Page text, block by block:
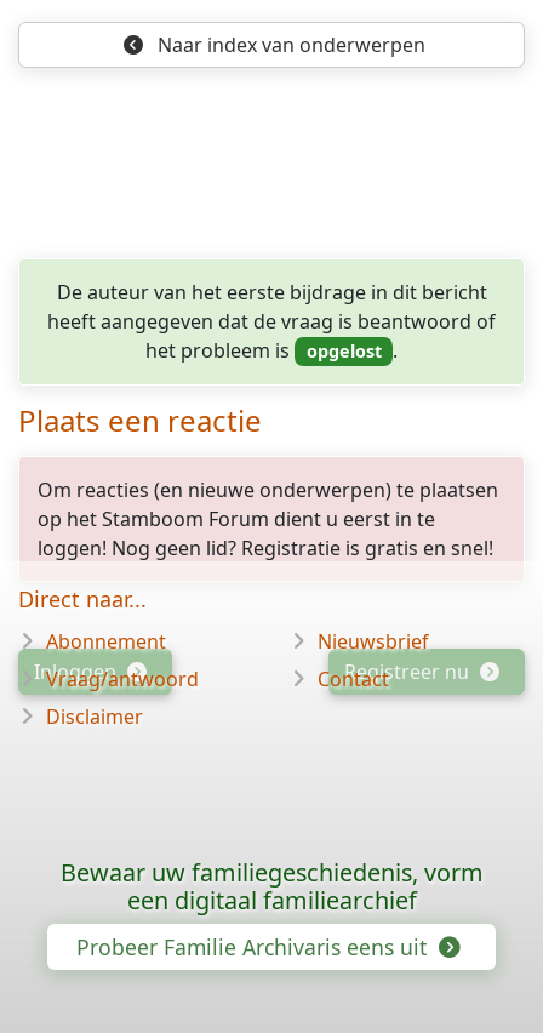
Naar indexvan onderwerpen
De auteur van het eerste bijdrage in dit bericht
heeft aangegeven dat de vraag is beantwoord of
het probleem is
.
Plaats een reactie
Om reacties (en nieuwe onderwerpen) te plaatsen
op het Stamboom Forum dient u eerst in te
loggen! Nog geen lid? Registratie is gratis en snel!
Inloggen Registreer nu
Direct naar...
Abonnement
Vraag/antwoord
Disclaimer
Nieuwsbrief
Contact
Bewaar uw familiegeschiedenis, vorm
een digitaal familiearchief
Probeer Familie Archivaris eens uit